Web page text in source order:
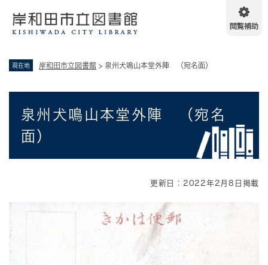
現在地 岸和田市立図書館 > 泉州犬鳴山本堂外陣 （宛名面）
泉州犬鳴山本堂外陣 （宛名
面）
更新日：2022年2月8日掲載